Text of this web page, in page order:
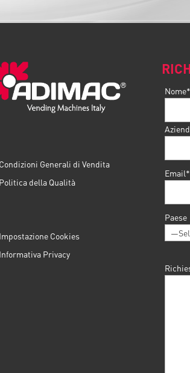
Condizioni Generali di Vendita
Politica della Qualità
Impostazione Cookies
Informativa Privacy
Nome*
Email*
Paese